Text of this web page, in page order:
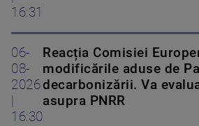
16:31
06-
08-
2026
16:30
Reacția Comisiei
modificările aduse de
decarbonizării. Va
asupra PNRR